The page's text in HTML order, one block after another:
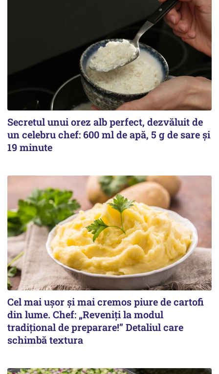
Secretul unui orez alb perfect, dezvăluit de
un celebru chef: 600 ml de apă, 5 g de sare și
19 minute
Cel mai ușor și mai cremos piure de cartofi
din lume. Chef: „Reveniți la modul
tradițional de preparare!” Detaliul care
schimbă textura